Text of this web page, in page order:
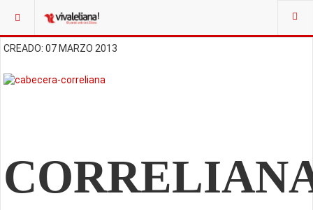
CREADO: 07 MARZO 2013